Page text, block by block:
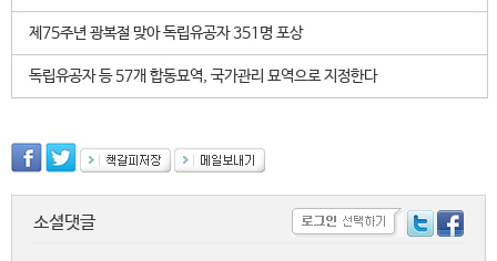
제75주년 광복절 맞아 독립유공자 351명 포상
독립유공자 등 57개 합동묘역, 국가관리 묘역으로 지정한다
소셜댓글